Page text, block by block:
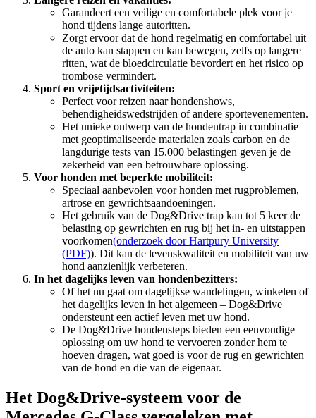
Garandeert een veilige en comfortabele plek voor je
hond tijdens lange autoritten.
Zorgt ervoor dat de hond regelmatig en comfortabel uit
de auto kan stappen en kan bewegen, zelfs op langere
ritten, wat de bloedcirculatie bevordert en het risico op
trombose vermindert.
Sport en vrijetijdsactiviteiten:
Perfect voor reizen naar hondenshows,
behendigheidswedstrijden of andere sportevenementen.
Het unieke ontwerp van de hondentrap in combinatie
met geoptimaliseerde materialen zoals carbon en de
langdurige tests van 15.000 belastingen geven je de
zekerheid van een betrouwbare oplossing.
Voor honden met beperkte mobiliteit:
Speciaal aanbevolen voor honden met rugproblemen,
artrose en gewrichtsaandoeningen.
Het gebruik van de Dog&Drive trap kan tot 5 keer de
belasting op gewrichten en rug bij het in- en uitstappen
voorkomen(onderzoek door Hartpury University
(PDF)). Dit kan de levenskwaliteit en mobiliteit van uw
hond aanzienlijk verbeteren.
In het dagelijks leven van hondenbezitters:
Of het nu gaat om dagelijkse wandelingen, winkelen of
het dagelijks leven in het algemeen – Dog&Drive
ondersteunt een actief leven met uw hond.
De Dog&Drive hondensteps bieden een eenvoudige
oplossing om uw hond te vervoeren zonder hem te
hoeven dragen, wat goed is voor de rug en gewrichten
van de hond en die van de eigenaar.
Het Dog&Drive-systeem voor de